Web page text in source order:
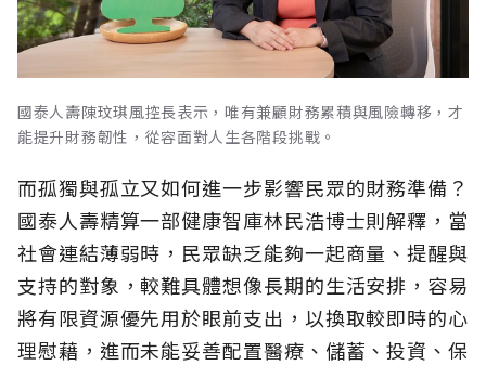
國泰人壽陳玟琪風控長表示，唯有兼顧財務累積與風險轉移，才
能提升財務韌性，從容面對人生各階段挑戰。
而孤獨與孤立又如何進一步影響民眾的財務準備？
國泰人壽精算一部健康智庫林民浩博士則解釋，當
社會連結薄弱時，民眾缺乏能夠一起商量、提醒與
支持的對象，較難具體想像長期的生活安排，容易
將有限資源優先用於眼前支出，以換取較即時的心
理慰藉，進而未能妥善配置醫療、儲蓄、投資、保